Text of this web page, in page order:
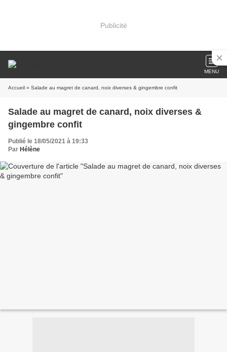
Publicité
MENU
Accueil » Salade au magret de canard, noix diverses & gingembre confit
Salade au magret de canard, noix diverses &
gingembre confit
Publié le 18/05/2021 à 19:33
Par Hélène